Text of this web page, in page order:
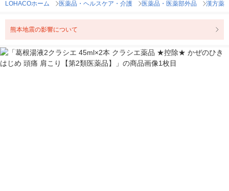
LOHACOホーム 医薬品・ヘルスケア・介護 医薬品・医薬部外品 漢方薬
熊本地震の影響について